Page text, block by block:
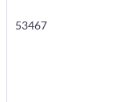
53467